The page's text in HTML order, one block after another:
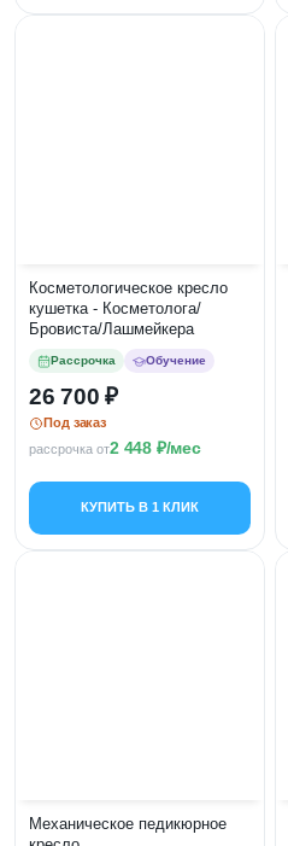
Косметологическое кресло
кушетка - Косметолога/
Бровиста/Лашмейкера
Рассрочка Обучение
26 700
Под заказ
рассрочка от2 448 /мес
КУПИТЬ В 1 КЛИК
Механическое педикюрное